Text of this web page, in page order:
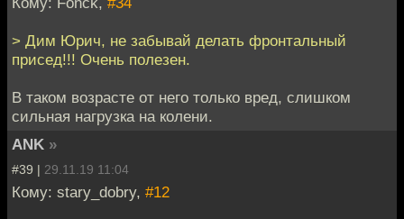
> Дим Юрич, не забывай делать фронтальный
присед!!! Очень полезен.
В таком возрасте от него только вред, слишком
сильная нагрузка на колени.
ANK »
#39 | 29.11.19 11:04
Кому: stary_dobry, #12